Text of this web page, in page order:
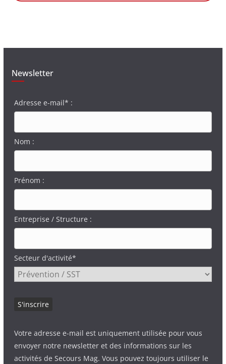
Newsletter
Adresse e-mail* :
Nom :
Prénom :
Entreprise / Structure :
Secteur d'activité*
Votre adresse e-mail est uniquement utilisée pour vous
envoyer notre newsletter et des informations sur les
activités de Secours Mag. Vous pouvez toujours utiliser le